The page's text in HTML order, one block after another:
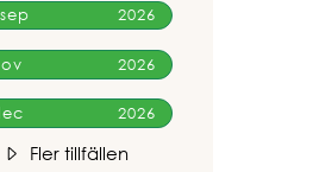
2026
2026
2026
Fler tillfällen